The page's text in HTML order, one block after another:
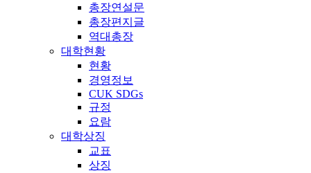
총장연설문
총장편지글
역대총장
대학현황
현황
경영정보
CUK SDGs
규정
요람
대학상징
교표
상징